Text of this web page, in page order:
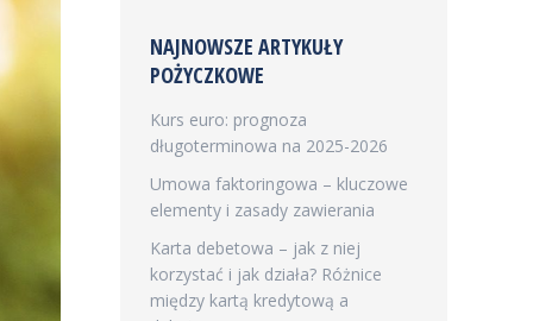
NAJNOWSZE ARTYKUŁY
POŻYCZKOWE
Kurs euro: prognoza
długoterminowa na 2025-2026
Umowa faktoringowa – kluczowe
elementy i zasady zawierania
Karta debetowa – jak z niej
korzystać i jak działa? Różnice
między kartą kredytową a